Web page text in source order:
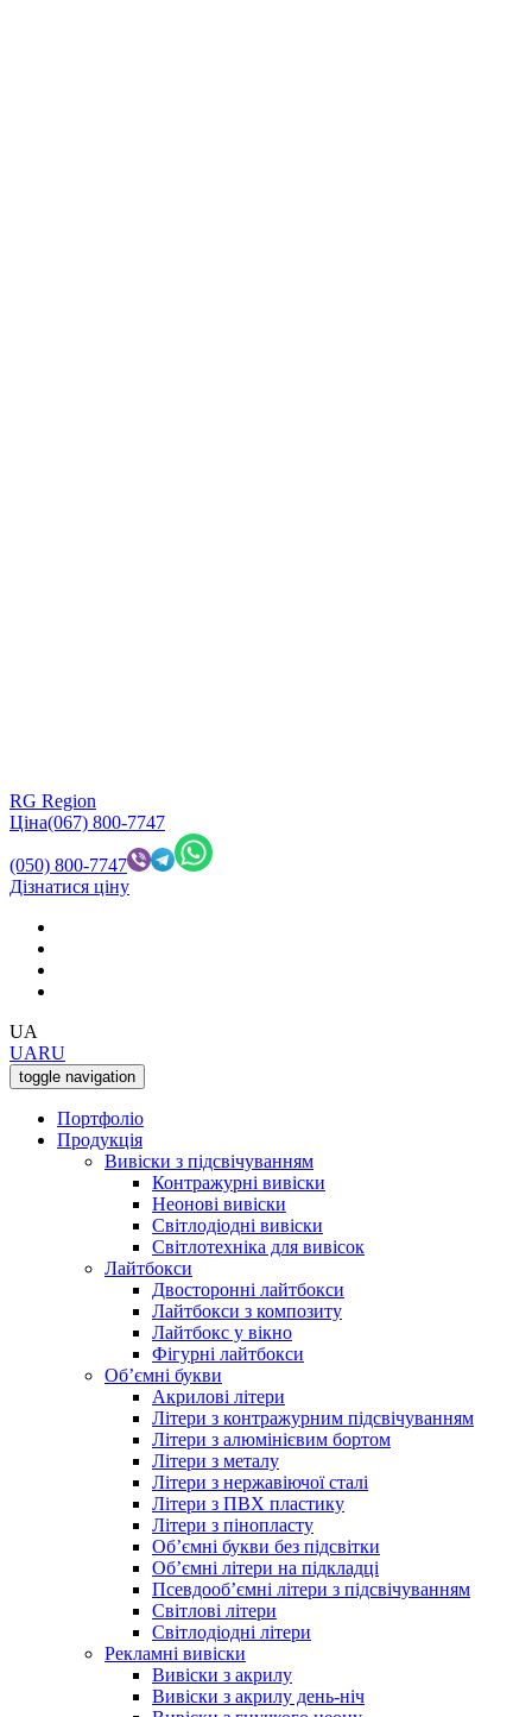
RG Region
Ціна(067) 800-7747
(050) 800-7747
Дізнатися ціну
UA
UARU
toggle navigation
Портфоліо
Продукція
Вивіски з підсвічуванням
Контражурні вивіски
Неонові вивіски
Світлодіодні вивіски
Світлотехніка для вивісок
Лайтбокси
Двосторонні лайтбокси
Лайтбокси з композиту
Лайтбокс у вікно
Фігурні лайтбокси
Об’ємні букви
Акрилові літери
Літери з контражурним підсвічуванням
Літери з алюмінієвим бортом
Літери з металу
Літери з нержавіючої сталі
Літери з ПВХ пластику
Літери з пінопласту
Об’ємні букви без підсвітки
Об’ємні літери на підкладці
Псевдооб’ємні літери з підсвічуванням
Світлові літери
Світлодіодні літери
Рекламні вивіски
Вивіски з акрилу
Вивіски з акрилу день-ніч